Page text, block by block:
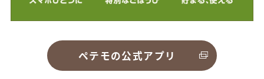
ペテモの公式アプリ